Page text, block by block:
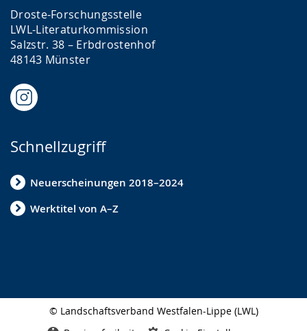
e
i
g
.
Droste-Forschungsstelle
LWL-Literaturkommission
Salzstr. 38 – Erbdrostenhof
48143 Münster
Schnellzugriff
Neuerscheinungen 2018–2024
Werktitel von A–Z
© Landschaftsverband Westfalen-Lippe (LWL)